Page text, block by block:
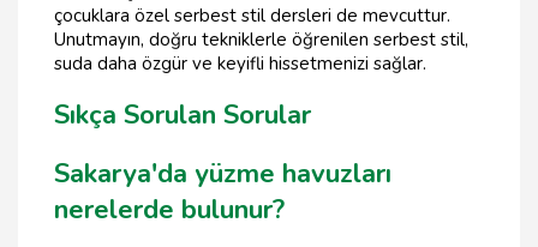
çocuklara özel serbest stil dersleri de mevcuttur.
Unutmayın, doğru tekniklerle öğrenilen serbest stil,
suda daha özgür ve keyifli hissetmenizi sağlar.
Sıkça Sorulan Sorular
Sakarya'da yüzme havuzları
nerelerde bulunur?